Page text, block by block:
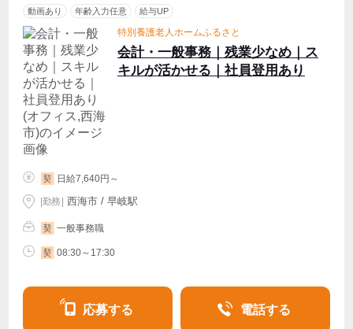
動画あり 年齢入力任意 給与UP
特別養護老人ホームふるさと
会計・一般事務｜残業少なめ｜ス
キルが活かせる｜社員登用あり
契 日給7,640円～
|勤務 西海市 / 早岐駅
契 一般事務職
契 08:30～17:30
応募する 電話する